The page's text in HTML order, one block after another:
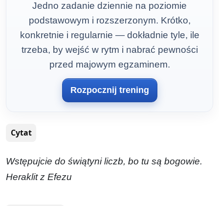
Jedno zadanie dziennie na poziomie
podstawowym i rozszerzonym. Krótko,
konkretnie i regularnie — dokładnie tyle, ile
trzeba, by wejść w rytm i nabrać pewności
przed majowym egzaminem.
Rozpocznij trening
Cytat
Wstępujcie do świątyni liczb, bo tu są bogowie.
Heraklit z Efezu